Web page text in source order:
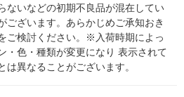
ないなどの初期不良品が混在してい
ございます。あらかじめご承知おき
ご検討ください。※入荷時期によっ
・色・種類が変更になり 表示されて
は異なることがございます。